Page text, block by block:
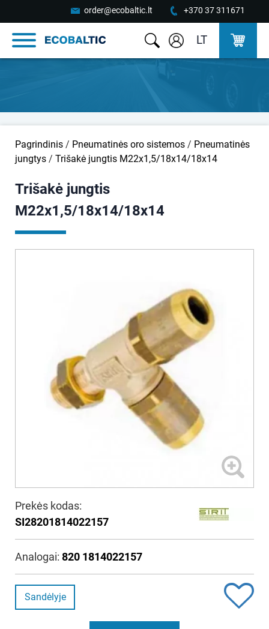
order@ecobaltic.lt +370 37 311671
LT
Pagrindinis / Pneumatinės oro sistemos / Pneumatinės
jungtys / Trišakė jungtis M22x1,5/18x14/18x14
Trišakė jungtis
M22x1,5/18x14/18x14
Prekės kodas:
SI28201814022157
Analogai: 820 1814022157
Sandėlyje